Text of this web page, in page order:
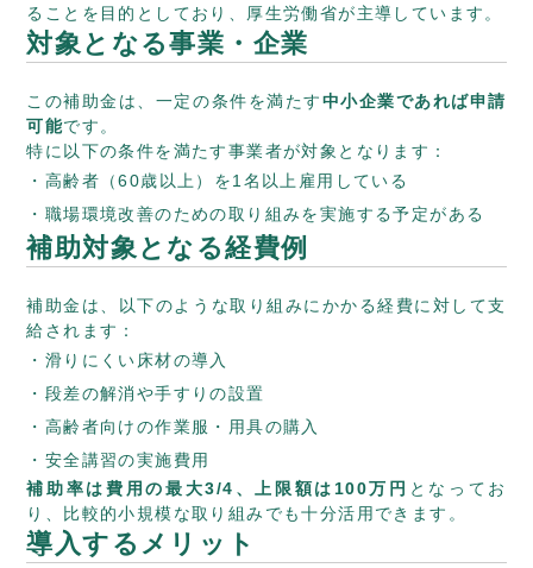
ることを目的としており、厚生労働省が主導しています。
対象となる事業・企業
この補助金は、一定の条件を満たす中小企業であれば申請
可能です。
特に以下の条件を満たす事業者が対象となります：
高齢者（60歳以上）を1名以上雇用している
職場環境改善のための取り組みを実施する予定がある
補助対象となる経費例
補助金は、以下のような取り組みにかかる経費に対して支
給されます：
滑りにくい床材の導入
段差の解消や手すりの設置
高齢者向けの作業服・用具の購入
安全講習の実施費用
補助率は費用の最大3/4、上限額は100万円 となってお
り、比較的小規模な取り組みでも十分活用できます。
導入するメリット